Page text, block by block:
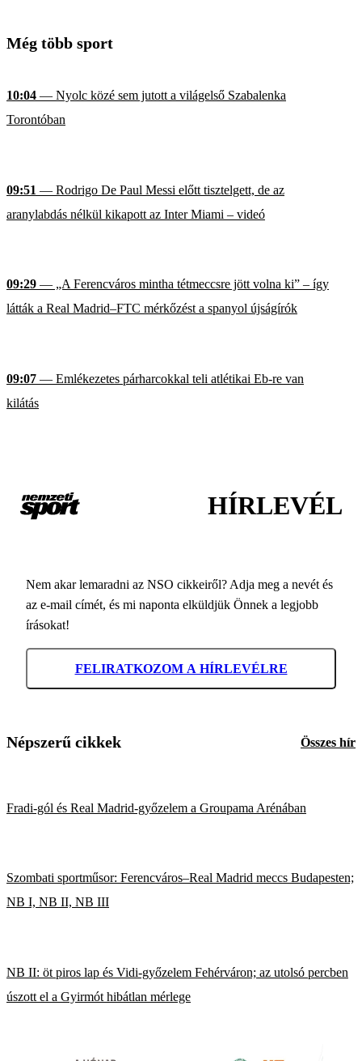
Még több sport
10:04 — Nyolc közé sem jutott a világelső Szabalenka
Torontóban
09:51 — Rodrigo De Paul Messi előtt tisztelgett, de az
aranylabdás nélkül kikapott az Inter Miami – videó
09:29 — „A Ferencváros mintha tétmeccsre jött volna ki” – így
látták a Real Madrid–FTC mérkőzést a spanyol újságírók
09:07 — Emlékezetes párharcokkal teli atlétikai Eb-re van
kilátás
HÍRLEVÉL
Nem akar lemaradni az NSO cikkeiről? Adja meg a nevét és
az e-mail címét, és mi naponta elküldjük Önnek a legjobb
írásokat!
FELIRATKOZOM A HÍRLEVÉLRE
Népszerű cikkek Összes hír
Fradi-gól és Real Madrid-győzelem a Groupama Arénában
Szombati sportműsor: Ferencváros–Real Madrid meccs Budapesten;
NB I, NB II, NB III
NB II: öt piros lap és Vidi-győzelem Fehérváron; az utolsó percben
úszott el a Gyirmót hibátlan mérlege